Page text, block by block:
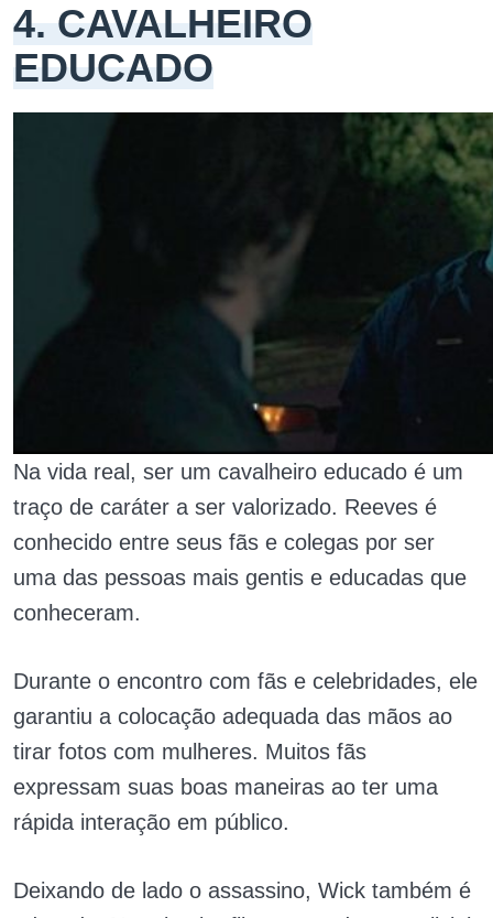
4. CAVALHEIRO
EDUCADO
Na vida real, ser um cavalheiro educado é um
traço de caráter a ser valorizado. Reeves é
conhecido entre seus fãs e colegas por ser
uma das pessoas mais gentis e educadas que
conheceram.
Durante o encontro com fãs e celebridades, ele
garantiu a colocação adequada das mãos ao
tirar fotos com mulheres. Muitos fãs
expressam suas boas maneiras ao ter uma
rápida interação em público.
Deixando de lado o assassino, Wick também é